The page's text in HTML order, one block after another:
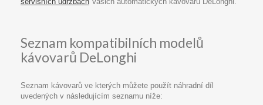
Seznam kompatibilních modelů
kávovarů DeLonghi
Seznam kávovarů ve kterých můžete použít náhradní díl
uvedených v následujícím seznamu níže: